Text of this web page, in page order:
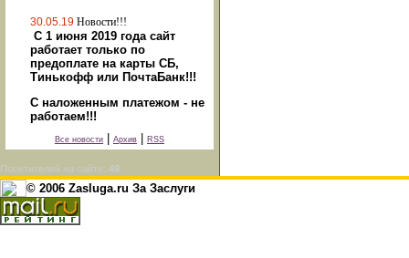
30.05.19 Новости!!!
С 1 июня 2019 года сайт
работает только по
предоплате на карты СБ,
Тинькофф или ПочтаБанк!!!
С наложенным платежом - не
работаем!!!
Все новости Архив RSS
Посетителей на сайте: 49
© 2006 Zasluga.ru За Заслуги